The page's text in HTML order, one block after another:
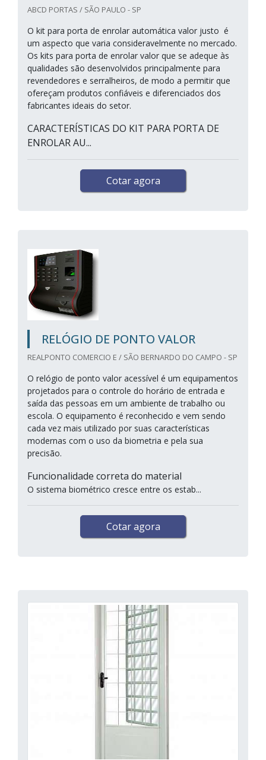
ABCD PORTAS / SÃO PAULO - SP
O kit para porta de enrolar automática valor justo é
um aspecto que varia consideravelmente no mercado.
Os kits para porta de enrolar valor que se adeque às
qualidades são desenvolvidos principalmente para
revendedores e serralheiros, de modo a permitir que
ofereçam produtos confiáveis e diferenciados dos
fabricantes ideais do setor.
CARACTERÍSTICAS DO KIT PARA PORTA DE
ENROLAR AU...
Cotar agora
RELÓGIO DE PONTO VALOR
REALPONTO COMERCIO E / SÃO BERNARDO DO CAMPO - SP
O relógio de ponto valor acessível é um equipamentos
projetados para o controle do horário de entrada e
saída das pessoas em um ambiente de trabalho ou
escola. O equipamento é reconhecido e vem sendo
cada vez mais utilizado por suas características
modernas com o uso da biometria e pela sua
precisão.
Funcionalidade correta do material
O sistema biométrico cresce entre os estab...
Cotar agora